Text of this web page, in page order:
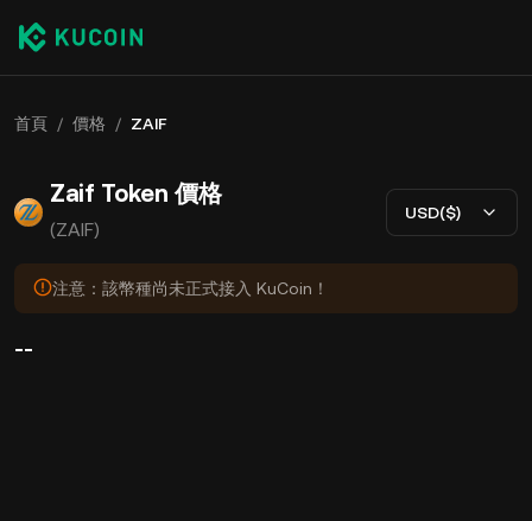
首頁 / 價格 / ZAIF
Zaif Token 價格
(ZAIF)
USD($)
注意：該幣種尚未正式接入 KuCoin！
--